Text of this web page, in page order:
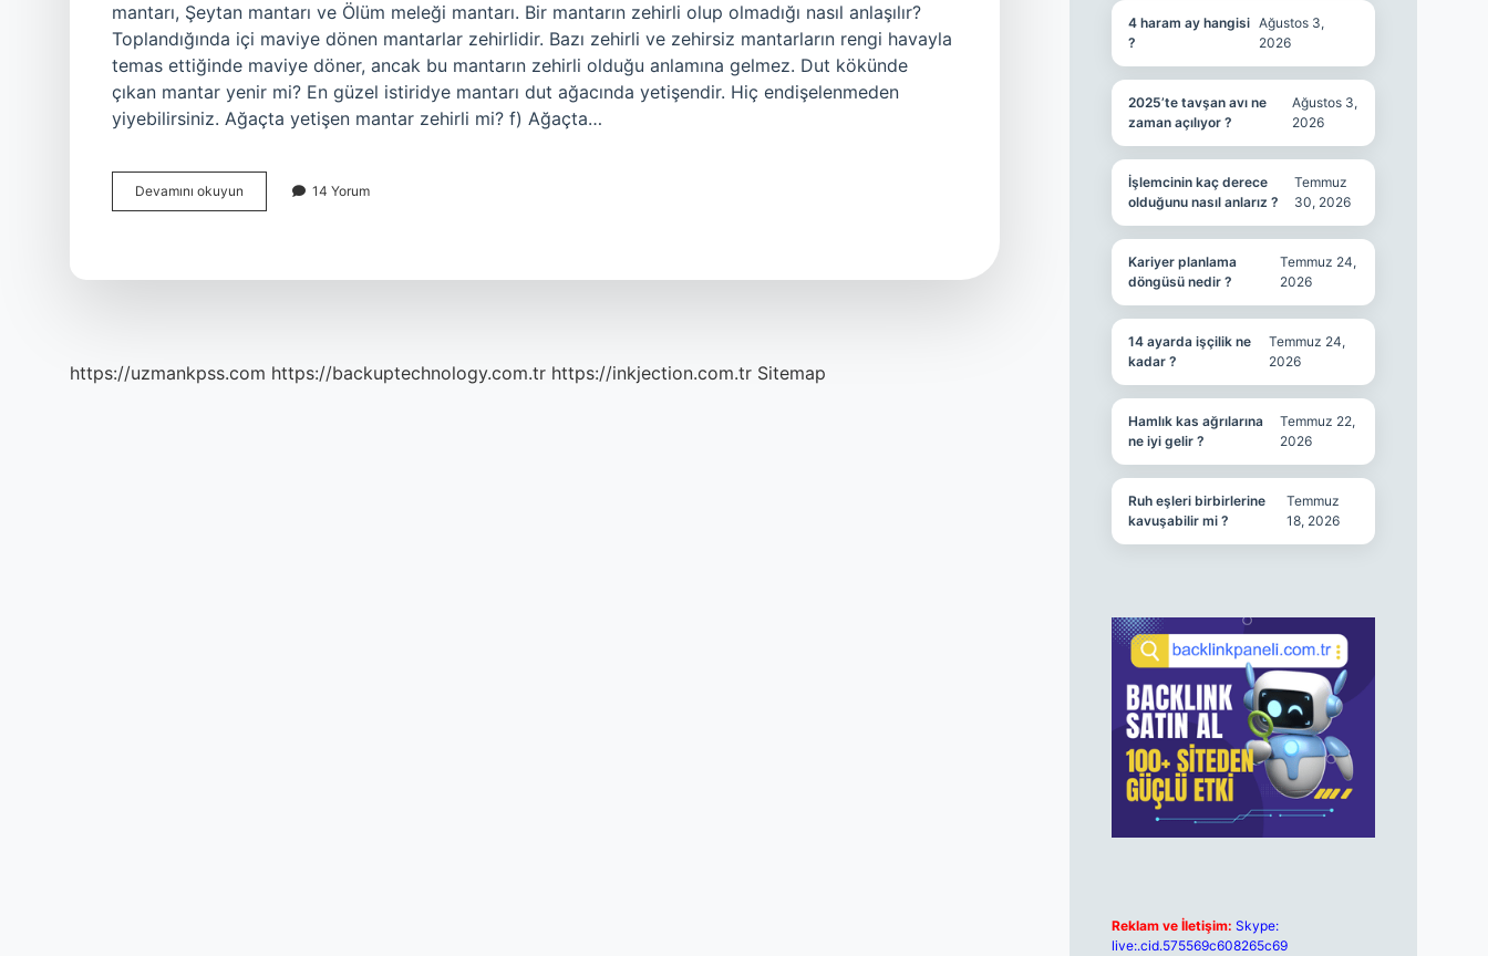
mantarı, Şeytan mantarı ve Ölüm meleği mantarı. Bir mantarın zehirli olup olmadığı nasıl anlaşılır?
Toplandığında içi maviye dönen mantarlar zehirlidir. Bazı zehirli ve zehirsiz mantarların rengi havayla
temas ettiğinde maviye döner, ancak bu mantarın zehirli olduğu anlamına gelmez. Dut kökünde
çıkan mantar yenir mi? En güzel istiridye mantarı dut ağacında yetişendir. Hiç endişelenmeden
yiyebilirsiniz. Ağaçta yetişen mantar zehirli mi? f) Ağaçta…
Devamını okuyun
Mantarı
14 Yorum
https://uzmankpss.com https://backuptechnology.com.tr https://inkjection.com.tr Sitemap
4 haram ay hangisi
?
Ağustos 3,
2026
2025’te tavşan avı ne
zaman açılıyor ?
Ağustos 3,
2026
İşlemcinin kaç derece
olduğunu nasıl anlarız ?
Temmuz
30, 2026
Kariyer planlama
döngüsü nedir ?
Temmuz 24,
2026
14 ayarda işçilik ne
kadar ?
Temmuz 24,
2026
Hamlık kas ağrılarına
ne iyi gelir ?
Temmuz 22,
2026
Ruh eşleri birbirlerine
kavuşabilir mi ?
Temmuz
18, 2026
Reklam ve İletişim: Skype:
live:.cid.575569c608265c69